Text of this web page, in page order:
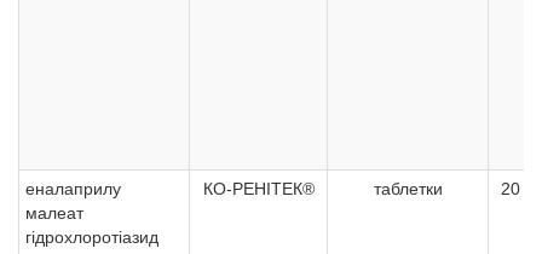
еналаприлу
малеат
гідрохлоротіазид
КО-РЕНІТЕК® таблетки 20